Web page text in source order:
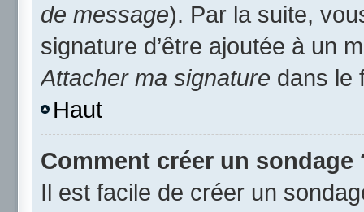
de message). Par la suite,
signature d’être ajoutée à un
Attacher ma signature dans le
Haut
Comment créer un sondage
Il est facile de créer un